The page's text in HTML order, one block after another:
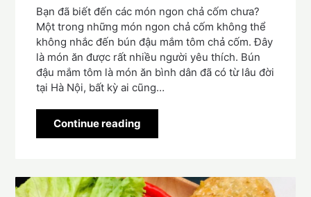
Bạn đã biết đến các món ngon chả cốm chưa?
Một trong những món ngon chả cốm không thể
không nhắc đến bún đậu mắm tôm chả cốm. Đây
là món ăn được rất nhiều người yêu thích. Bún
đậu mắm tôm là món ăn bình dân đã có từ lâu đời
tại Hà Nội, bất kỳ ai cũng…
Continue reading